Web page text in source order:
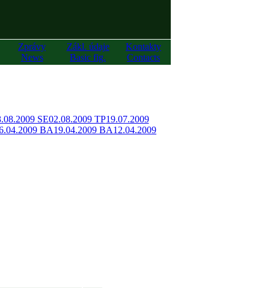
Zprávy
News
Zákl. údaje
Basic fig.
Kontakty
Contacts
SE02.08.2009 TP19.07.2009
BA19.04.2009 BA12.04.2009